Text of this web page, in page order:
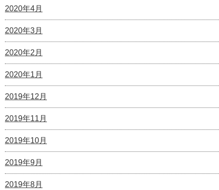
2020年4月
2020年3月
2020年2月
2020年1月
2019年12月
2019年11月
2019年10月
2019年9月
2019年8月